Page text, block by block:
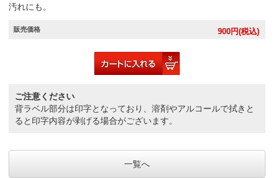
汚れにも。
販売価格 900円(税込)
ご注意ください
背ラベル部分は印字となっており、溶剤やアルコールで拭きと
ると印字内容が剥げる場合がございます。
一覧へ